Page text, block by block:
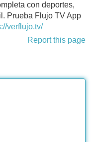
con deportes,
Prueba Flujo TV App
verflujo.tv/
Report this page